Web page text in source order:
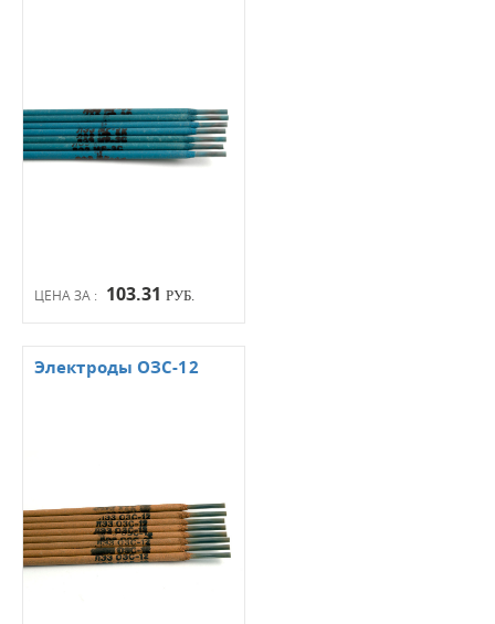
ЦЕНА ЗА : 103.31 РУБ.
Электроды ОЗС-12